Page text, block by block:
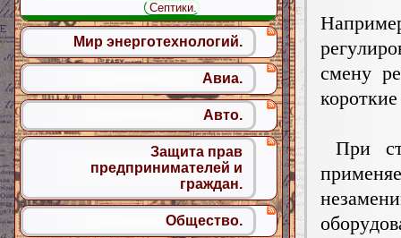
cмeнy
Пpи
Септики.
Мир энерготехнологий.
Авиа.
Авто.
Защита прав
предпринимателей и
граждан.
Общество.